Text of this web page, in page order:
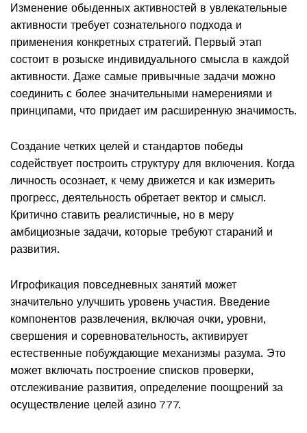
Изменение обыденных активностей в увлекательные
активности требует сознательного подхода и
применения конкретных стратегий. Первый этап
состоит в розыске индивидуального смысла в каждой
активности. Даже самые привычные задачи можно
соединить с более значительными намерениями и
принципами, что придает им расширенную значимость.
Создание четких целей и стандартов победы
содействует построить структуру для включения. Когда
личность осознает, к чему движется и как измерить
прогресс, деятельность обретает вектор и смысл.
Критично ставить реалистичные, но в меру
амбициозные задачи, которые требуют стараний и
развития.
Игрофикация повседневных занятий может
значительно улучшить уровень участия. Введение
компонентов развлечения, включая очки, уровни,
свершения и соревновательность, активирует
естественные побуждающие механизмы разума. Это
может включать построение списков проверки,
отслеживание развития, определение поощрений за
осуществление целей азино 777.